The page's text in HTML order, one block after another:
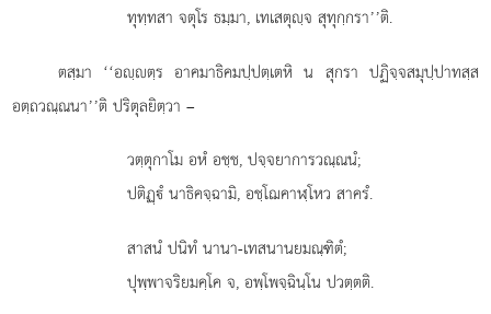
ทุทฺทสา จตุโร ธมฺมา, เทเสตุฺจ สุทุกฺกรา’’ติ.
ตสฺมา ‘‘อฺตฺร อาคมาธิคมปฺปตฺเตหิ น สุกรา ปฏิจฺจสมุปฺปาทสฺส
อตฺถวณฺณนา’’ติ ปริตุลยิตฺวา –
วตฺตุกาโม อหํ อชฺช, ปจฺจยาการวณฺณนํ;
ปติฏฺํ นาธิคจฺฉามิ, อชฺโฌคาฬฺโหว สาครํ.
สาสนํ ปนิทํ นานา-เทสนานยมณฺฑิตํ;
ปุพฺพาจริยมคฺโค จ, อพฺโพจฺฉินฺโน ปวตฺตติ.